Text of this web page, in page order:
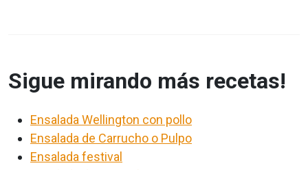
Sigue mirando más recetas!
Ensalada Wellington con pollo
Ensalada de Carrucho o Pulpo
Ensalada festival